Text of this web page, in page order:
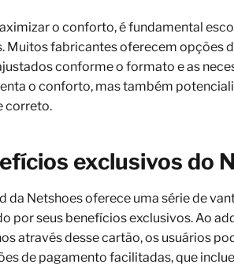
o conforto, é fundamental
Muitos fabricantes oferecem opções
conforme o formato e as
o conforto, mas também
correto.
exclusivos do
da Netshoes oferece uma série de
por seus benefícios exclusivos. Ao
através desse cartão, os usuários
de pagamento facilitadas, que